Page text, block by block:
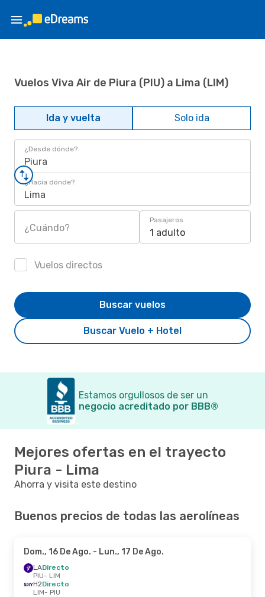
Vuelos Viva Air de Piura (PIU) a Lima (LIM)
Ida y vuelta Solo ida
¿Desde dónde?
Piura
¿Hacia dónde?
Lima
¿Cuándo?
Pasajeros
1 adulto
Vuelos directos
Buscar Vuelo + Hotel
Buscar vuelos
Estamos orgullosos de ser un
negocio acreditado por BBB®
Mejores ofertas en el trayecto
Piura - Lima
Ahorra y visita este destino
Buenos precios de todas las aerolíneas
Dom., 16 De Ago. - Lun., 17 De Ago.
LADirecto
PIU- LIM
H2Directo
LIM- PIU